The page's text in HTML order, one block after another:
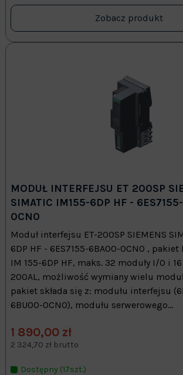
Zobacz produkt
MODUŁ INTERFEJSU ET 200SP
SIMATIC IM155-6DP HF -
0CN0
Moduł interfejsu ET-200SP SIEMENS
6DP HF - 6ES7155-6BA00-0CN0 , pakiet
IM 155-6DP HF, maks. 32 moduły I/O i
200AL, możliwość wymiany wielu
pakiet składa się z: modułu interfejsu
6BU00-0CN0), modułu serwerowego...
1 890,00 zł
2 324,70 zł brutto
Dostępny (17szt.)